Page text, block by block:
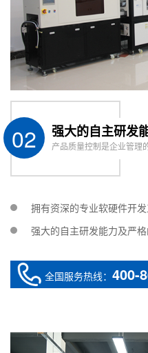
02 强大的自主研发
产品质量控制是企业管理
拥有资深的专业软硬件开
强大的自主研发能力及严格
全国服务热线： 400-